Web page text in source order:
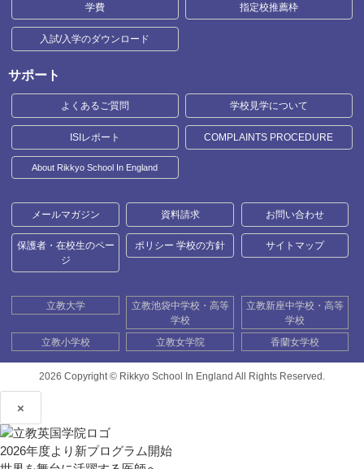
学費 指定校推薦枠
入試/入学のダウンロード
サポート
よくあるご質問 学校見学について
ISIレポート COMPLAINTS PROCEDURE
About Rikkyo School In England
メールマガジン 資料請求 お問い合わせ
保護者・在校生のペー
ジ
ポリシー 学校の方針 サイトマップ
立教大学
立教池袋中学校・高等
学校
立教新座中学校・高等
学校
立教小学校
立教女学院 香蘭女学校
2026 Copyright © Rikkyo School In England All Rights Reserved.
×
2026年度より新プログラム開始